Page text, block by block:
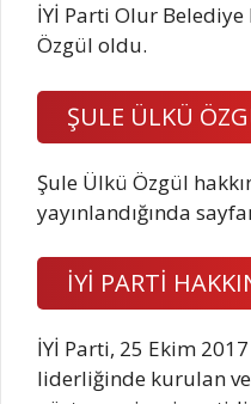
İYİ Parti Olur Belediye
Özgül oldu.
ŞULE ÜLKÜ
Şule Ülkü Özgül
yayınlandığında
İYİ PARTİ
İYİ Parti, 25 Ekim
liderliğinde kurulan